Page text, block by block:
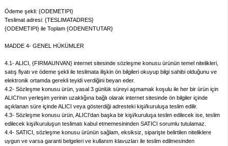
Ödeme şekli: {ODEMETIPI}
Teslimat adresi: {TESLIMATADRES}
{ODEMETIPI} ile Toplam {ODENENTUTAR}
MADDE 4- GENEL HÜKÜMLER
4.1- ALICI, {FIRMAUNVAN} internet sitesinde sözleşme konusu ürünün temel nitelikleri,
satış fiyatı ve ödeme şekli ile teslimata ilişkin ön bilgileri okuyup bilgi sahibi olduğunu ve
elektronik ortamda gerekli teyidi verdiğini beyan eder.
4.2- Sözleşme konusu ürün, yasal 3 günlük süreyi aşmamak koşulu ile her bir ürün için
ALICI'nın yerleşim yerinin uzaklığına bağlı olarak internet sitesinde ön bilgiler içinde
açıklanan süre içinde ALICI veya gösterdiği adresteki kişi/kuruluşa teslim edilir.
4.3- Sözleşme konusu ürün, ALICI'dan başka bir kişi/kuruluşa teslim edilecek ise, teslim
edilecek kişi/kuruluşun teslimatı kabul etmemesininden SATICI sorumlu tutulamaz.
4.4- SATICI, sözleşme konusu ürünün sağlam, eksiksiz, siparişte belirtilen niteliklere
uygun ve varsa garanti belgeleri ve kullanım klavuzları ile teslim edilmesinden